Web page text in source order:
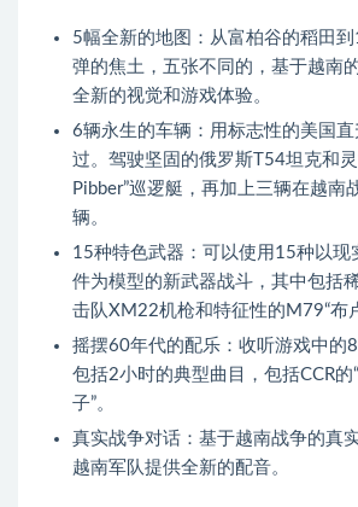
5幅全新的地图：从富柏谷的稻田
弹的焦土，五张不同的，基于越南
全新的视觉和游戏体验。
6辆永生的车辆：用标志性的美国
过。驾驶坚固的俄罗斯T54坦克和灵
Pibber”巡逻艇，再加上三辆在越南
辆。
15种特色武器：可以使用15种以现
件为模型的新武器战斗，其中包括
击队XM22机枪和特征性的M79“布
摇摆60年代的配乐：收听游戏中的
包括2小时的典型曲目，包括CCR的
子”。
真实战争对话：基于越南战争的真
越南军队提供全新的配音。